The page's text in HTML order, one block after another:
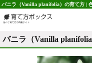
バニラ（Vanilla planifolia）の育て方 |
バニラ（Vanilla